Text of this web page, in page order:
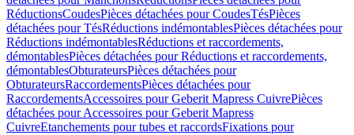
RéductionsCoudesPièces détachées pour CoudesTésPièces
détachées pour TésRéductions indémontablesPièces détachées pour
Réductions indémontablesRéductions et raccordements,
démontablesPièces détachées pour Réductions et raccordements,
démontablesObturateursPièces détachées pour
ObturateursRaccordementsPièces détachées pour
RaccordementsAccessoires pour Geberit Mapress CuivrePièces
détachées pour Accessoires pour Geberit Mapress
CuivreEtanchements pour tubes et raccordsFixations pour